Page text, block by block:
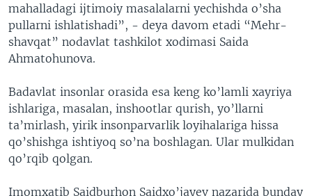
mahalladagi ijtimoiy masalalarni yechishda o’sha
pullarni ishlatishadi”, - deya davom etadi “Mehr-
shavqat” nodavlat tashkilot xodimasi Saida
Ahmatohunova.
Badavlat insonlar orasida esa keng ko’lamli xayriya
ishlariga, masalan, inshootlar qurish, yo’llarni
ta’mirlash, yirik insonparvarlik loyihalariga hissa
qo’shishga ishtiyoq so’na boshlagan. Ular mulkidan
qo’rqib qolgan.
Imomxatib Saidburhon Saidxo’jayev nazarida bunday